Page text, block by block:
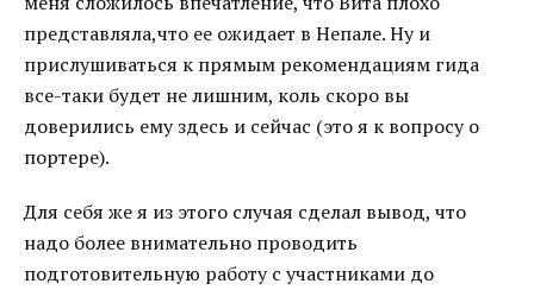
представляла,что ее ожидает в Непале. Ну и
прислушиваться к прямым рекомендациям гида
все-таки будет не лишним, коль скоро вы
доверились ему здесь и сейчас (это я к вопросу о
портере).
Для себя же я из этого случая сделал вывод, что
надо более внимательно проводить
подготовительную работу с участниками до